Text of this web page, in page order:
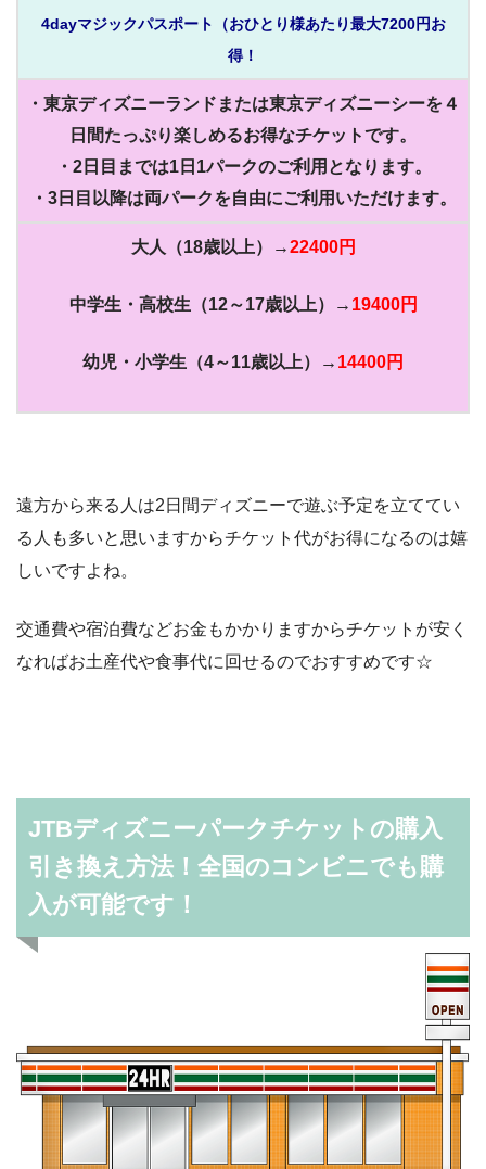
4dayマジックパスポート（おひとり様あたり最大7200円お
得！
・東京ディズニーランドまたは東京ディズニーシーを４
日間たっぷり楽しめるお得なチケットです。
・2日目までは1日1パークのご利用となります。
・3日目以降は両パークを自由にご利用いただけます。
大人（18歳以上）→22400円
中学生・高校生（12～17歳以上）→ 19400円
幼児・小学生（4～11歳以上）→ 14400円
遠方から来る人は2日間ディズニーで遊ぶ予定を立ててい
る人も多いと思いますからチケット代がお得になるのは嬉
しいですよね。
交通費や宿泊費などお金もかかりますからチケットが安く
なればお土産代や食事代に回せるのでおすすめです☆
JTBディズニーパークチケットの購入
引き換え方法！全国のコンビニでも購
入が可能です！